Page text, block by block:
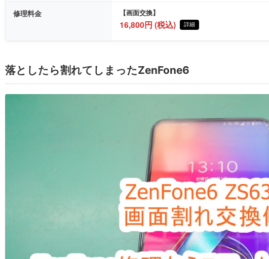
修理料金 【画面交換】
16,800円 (税込) 詳細
落としたら割れてしまったZenFone6